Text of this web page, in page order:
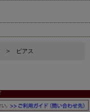
> ピアス